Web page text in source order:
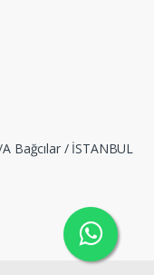
Bağcılar / İSTANBUL